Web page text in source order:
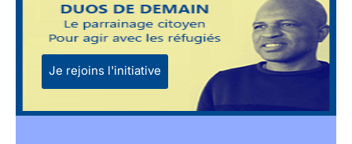
Je rejoins l'initiative